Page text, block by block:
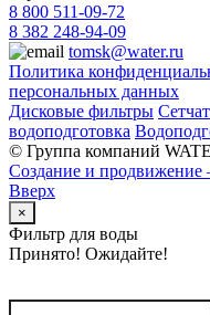
8 800 511-09-72
8 382 248-94-09
tomsk@water.ru
Политика
персональных данных
Дисковые фильтры
водоподготовка
© Группа компаний
Создание и продвижение
Вверх
×
Фильтр для воды
Принято! Ожидайте!